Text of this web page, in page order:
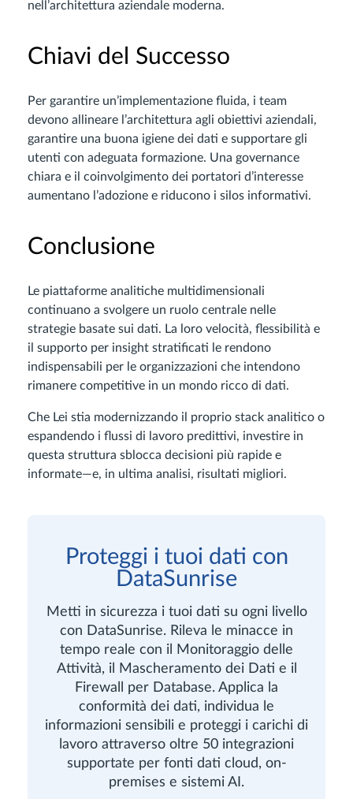
nell’architettura aziendale moderna.
Chiavi del Successo
Per garantire un’implementazione fluida, i team
devono allineare l’architettura agli obiettivi aziendali,
garantire una buona igiene dei dati e supportare gli
utenti con adeguata formazione. Una governance
chiara e il coinvolgimento dei portatori d’interesse
aumentano l’adozione e riducono i silos informativi.
Conclusione
Le piattaforme analitiche multidimensionali
continuano a svolgere un ruolo centrale nelle
strategie basate sui dati. La loro velocità, flessibilità e
il supporto per insight stratificati le rendono
indispensabili per le organizzazioni che intendono
rimanere competitive in un mondo ricco di dati.
Che Lei stia modernizzando il proprio stack analitico o
espandendo i flussi di lavoro predittivi, investire in
questa struttura sblocca decisioni più rapide e
informate—e, in ultima analisi, risultati migliori.
Proteggi i tuoi dati con
DataSunrise
Metti in sicurezza i tuoi dati su ogni livello
con DataSunrise. Rileva le minacce in
tempo reale con il Monitoraggio delle
Attività, il Mascheramento dei Dati e il
Firewall per Database. Applica la
conformità dei dati, individua le
informazioni sensibili e proteggi i carichi di
lavoro attraverso oltre 50 integrazioni
supportate per fonti dati cloud, on-
premises e sistemi AI.